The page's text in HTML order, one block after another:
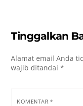
Tinggalkan
Alamat email Anda
wajib ditandai*
KOMENTAR*